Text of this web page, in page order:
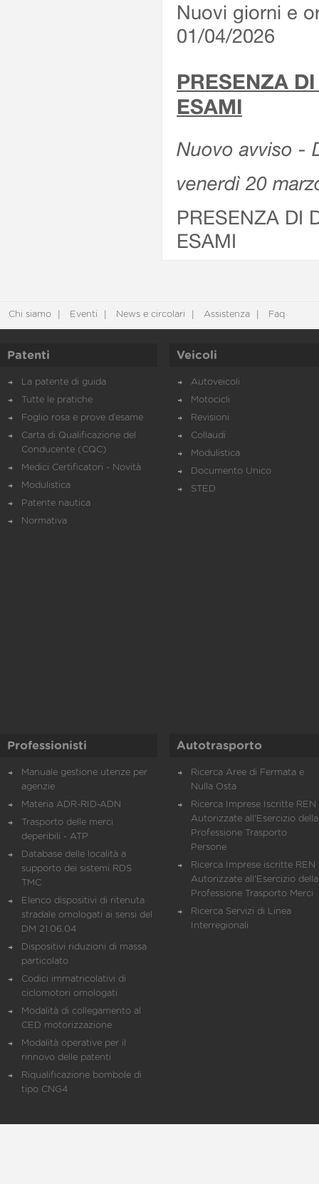
Nuovi giorni e
01/04/2026
PRESENZA
ESAMI
Nuovo avviso -
venerdì 20
PRESENZA DI
ESAMI
Chi siamo Eventi News e circolari Assistenza Faq
Patenti
La patente di guida
Tutte le pratiche
Foglio rosa e prove d’esame
Carta di Qualificazione del
Conducente (CQC)
Medici Certificatori - Novità
Modulistica
Patente nautica
Normativa
Veicoli
Autoveicoli
Motocicli
Revisioni
Collaudi
Modulistica
Documento Unico
STED
Professionisti
Manuale gestione utenze per
agenzie
Materia ADR-RID-ADN
Trasporto delle merci
deperibili - ATP
Database delle località a
supporto dei sistemi RDS
TMC
Elenco dispositivi di ritenuta
stradale omologati ai sensi del
DM 21.06.04
Dispositivi riduzioni di massa
particolato
Codici immatricolativi di
ciclomotori omologati
Modalità di collegamento al
CED motorizzazione
Modalità operative per il
rinnovo delle patenti
Riqualificazione bombole di
tipo CNG4
Autotrasporto
Ricerca Aree di Fermata e
Nulla Osta
Ricerca Imprese Iscritte REN
Autorizzate all'Esercizio della
Professione Trasporto
Persone
Ricerca Imprese iscritte REN
Autorizzate all'Esercizio della
Professione Trasporto Merci
Ricerca Servizi di Linea
Interregionali